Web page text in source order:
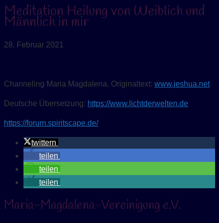
Meditation Heilung von Weiblich und
Männlich in mir
28. Februar 2021
Channeling Maria Magdalena. Originaltext: www.jeshua.net
Deutsche Übersetzung: https://www.lichtderwelten.de
https://forum.spiritscape.de/
twittern
teilen
teilen
teilen
Maria-Magdalena-Vereinigung e.V.